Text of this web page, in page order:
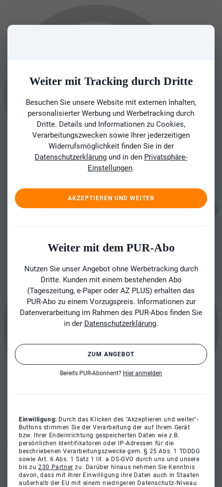
Weiter mit Tracking durch Dritte
Besuchen Sie unsere Website mit externen Inhalten,
personalisierter Werbung und Werbetracking durch
Dritte. Details und Informationen zu Cookies,
Verarbeitungszwecken sowie Ihrer jederzeitigen
Widerrufsmöglichkeit finden Sie in der
Datenschutzerklärung und in den Privatsphäre-
Einstellungen.
AKZEPTIEREN UND WEITER
Weiter mit dem PUR-Abo
Nutzen Sie unser Angebot ohne Werbetracking durch
Dritte. Kunden mit einem bestehenden Abo
(Tageszeitung, e-Paper oder AZ PLUS) erhalten das
PUR-Abo zu einem Vorzugspreis. Informationen zur
Datenverarbeitung im Rahmen des PUR-Abos finden Sie
in der Datenschutzerklärung.
ZUM ANGEBOT
Bereits PUR-Abonnent? Hier anmelden
Einwilligung: Durch das Klicken des "Akzeptieren und weiter"-
Buttons stimmen Sie der Verarbeitung der auf Ihrem Gerät
bzw. Ihrer Endeinrichtung gespeicherten Daten wie z.B.
persönlichen Identifikatoren oder IP-Adressen für die
beschriebenen Verarbeitungszwecke gem. § 25 Abs. 1 TDDDG
sowie Art. 6 Abs. 1 Satz 1 lit. a DS-GVO durch uns und unsere
bis zu230 Partner zu. Darüber hinaus nehmen Sie Kenntnis
davon, dass mit ihrer Einwilligung ihre Daten auch in Staaten
außerhalb der EU mit einem niedrigeren Datenschutz-Niveau